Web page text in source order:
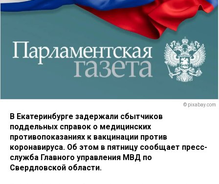
© pixabay.com
В Екатеринбурге задержали сбытчиков
поддельных справок о медицинских
противопоказаниях к вакцинации против
коронавируса. Об этом в пятницу сообщает пресс-
служба Главного управления МВД по
Свердловской области.